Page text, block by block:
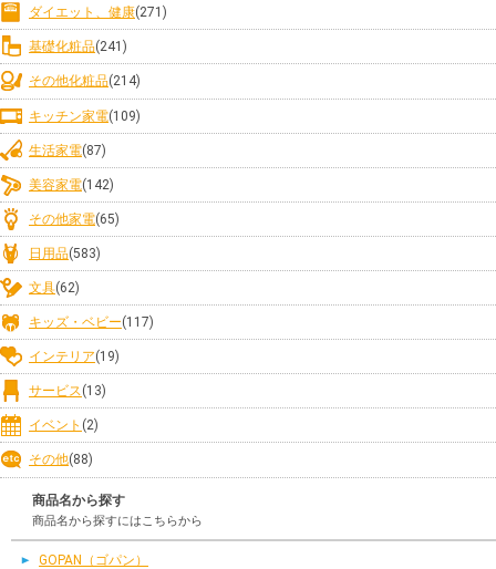
ダイエット、健康(271)
基礎化粧品(241)
その他化粧品(214)
キッチン家電(109)
生活家電(87)
美容家電(142)
その他家電(65)
日用品(583)
文具(62)
キッズ・ベビー(117)
インテリア(19)
サービス(13)
イベント (2)
その他(88)
商品名から探す
商品名から探すにはこちらから
GOPAN（ゴパン）